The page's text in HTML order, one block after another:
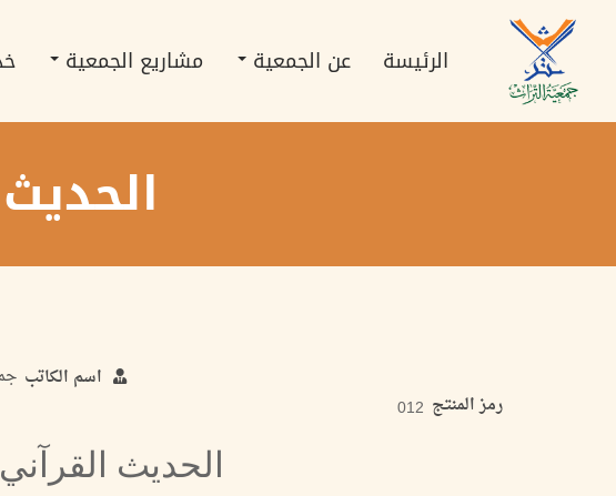
الرئيسي navigation
الرئيسة عن الجمعية مشاريع الجمعية
اسم الكاتب
رمز المنتج 012
الحديث